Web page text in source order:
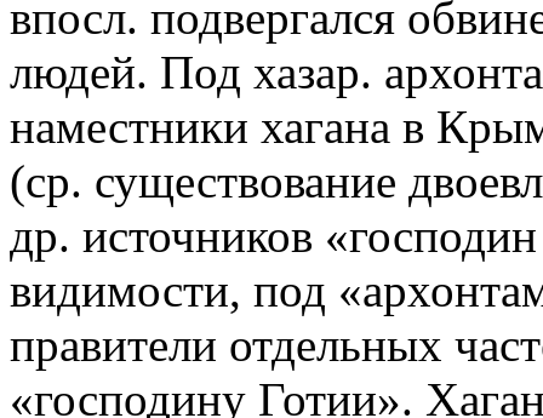
впосл. подвергался
людей. Под хазар.
наместники хагана в
(ср. существование
др. источников
видимости, под
правители отдельных
«господину Готии».